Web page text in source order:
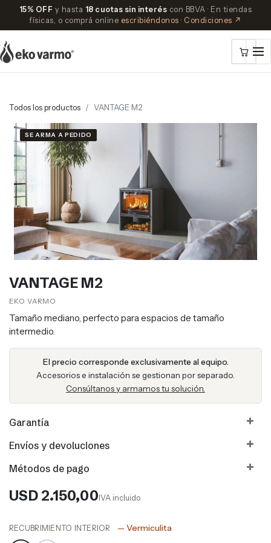
15% OFF y hasta 18 cuotas sin interés con BBVA · En tiendas
físicas, o comprá online escribiéndonos · Condiciones ↗
Todos los productos VANTAGE M2
SE ARMA A PEDIDO
VANTAGE M2
EKO VARMO​​
Tamaño mediano, perfecto para espacios de tamaño
intermedio.
El precio corresponde exclusivamente al equipo.
Accesorios e instalación se gestionan por separado.
Consúltanos y armamos tu solución.
Garantía
Envíos y devoluciones
Métodos de pago
USD 2.150,00 IVA incluido
RECUBRIMIENTO INTERIOR — Vermiculita